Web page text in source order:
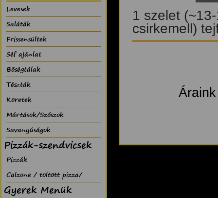
Levesek
Saláták
Frissensültek
Séf ajánlat
Bõségtálak
Tészták
Köretek
Mártások/Szószok
Savanyúságok
Pizzák-szendvicsek
Pizzák
Calzone / töltött pizza/
Gyerek Menük
1 szelet
csirkemell)